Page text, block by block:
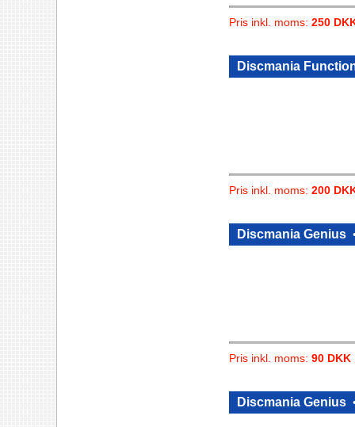
Pris inkl. moms: 250
Discmania
Pris inkl. moms: 200
Discmania Genius
Pris inkl. moms: 90 DKK
Discmania Genius